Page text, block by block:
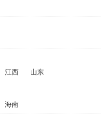
江西 山东
海南